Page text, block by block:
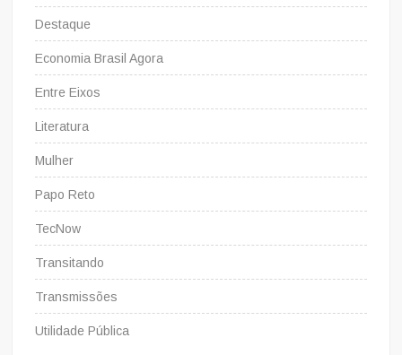
Destaque
Economia Brasil Agora
Entre Eixos
Literatura
Mulher
Papo Reto
TecNow
Transitando
Transmissões
Utilidade Pública